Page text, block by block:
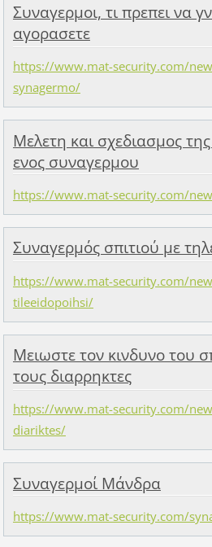
Συναγερμοι, τι πρεπει να
αγορασετε
https://www.mat-security.com/
synagermo/
Μελετη και σχεδιασμος
ενος συναγερμου
https://www.mat-security.com/
Συναγερμός σπιτιού με
https://www.mat-security.com/
tileeidopoihsi/
Μειωστε τον κινδυνο του
τους διαρρηκτες
https://www.mat-security.com/
diariktes/
Συναγερμοί Μάνδρα
https://www.mat-security.com/